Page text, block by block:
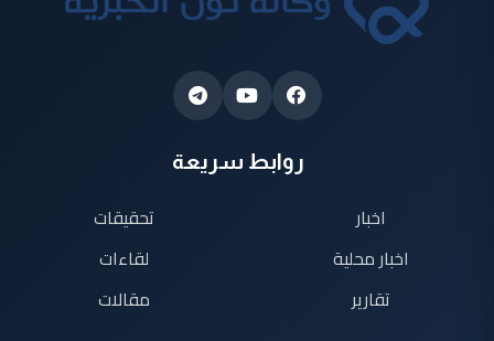
روابط سريعة
اخبار
اخبار محلية
تقارير
تحقيقات
لقاءات
مقالات